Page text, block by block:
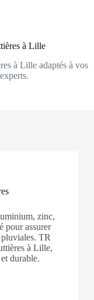
à Lille
à Lille adaptés à vos
zinc,
pour assurer
TR
à Lille,
durable.